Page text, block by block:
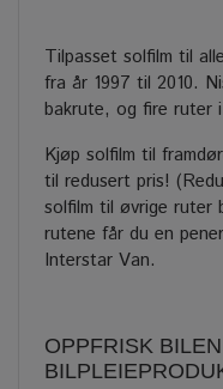
Tilpasset solfilm til
fra år 1997 til 2010.
bakrute, og fire ruter
Kjøp solfilm til
til redusert pris!
solfilm til øvrige ruter
rutene får du en
Interstar Van.
OPPFRISK